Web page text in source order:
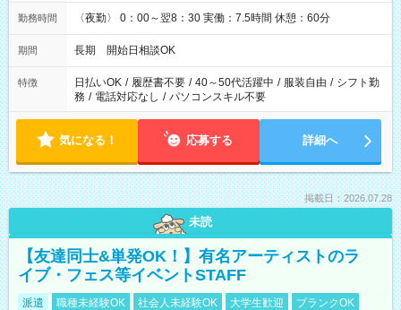
勤務時間 〈夜勤〉 0：00～翌8：30 実働：7.5時間 休憩：60分
期間 長期 開始日相談OK
特徴 日払いOK / 履歴書不要 / 40～50代活躍中 / 服装自由 / シフト勤
務 / 電話対応なし / パソコンスキル不要
気になる！ 応募する 詳細へ
掲載日：2026.07.28
未読
【友達同士&単発OK！】有名アーティストのラ
イブ・フェス等イベントSTAFF
派遣 職種未経験OK 社会人未経験OK 大学生歓迎 ブランクOK